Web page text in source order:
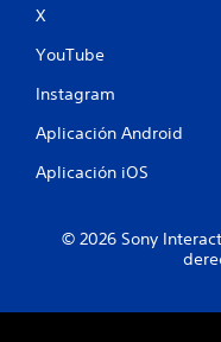
X
YouTube
Instagram
Aplicación Android
Aplicación iOS
© 2026 Sony